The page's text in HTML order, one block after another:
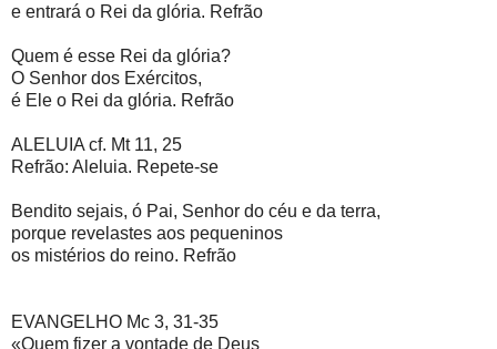
e entrará o Rei da glória. Refrão
Quem é esse Rei da glória?
O Senhor dos Exércitos,
é Ele o Rei da glória. Refrão
ALELUIA cf. Mt 11, 25
Refrão: Aleluia. Repete-se
Bendito sejais, ó Pai, Senhor do céu e da terra,
porque revelastes aos pequeninos
os mistérios do reino. Refrão
EVANGELHO Mc 3, 31-35
«Quem fizer a vontade de Deus